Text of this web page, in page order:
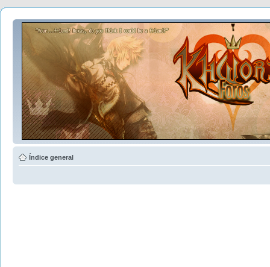
Índice general